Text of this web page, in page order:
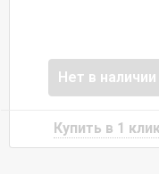
Нет в наличии